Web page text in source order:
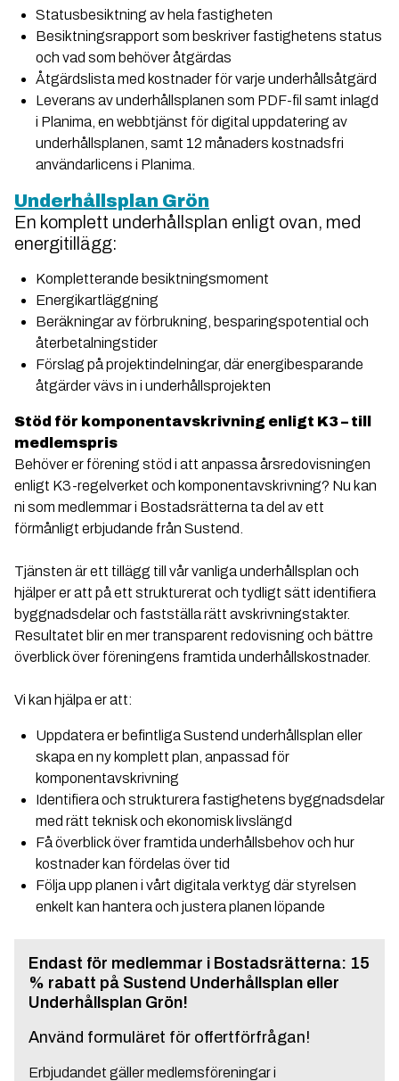
Statusbesiktning av hela fastigheten
Besiktningsrapport som beskriver fastighetens status
och vad som behöver åtgärdas
Åtgärdslista med kostnader för varje underhållsåtgärd
Leverans av underhållsplanen som PDF-fil samt inlagd
i Planima , en webbtjänst för digital uppdatering av
underhållsplanen, samt 12 månaders kostnadsfri
användarlicens i Planima.
Underhållsplan Grön
En komplett underhållsplan enligt ovan, med
energitillägg:
Kompletterande besiktningsmoment
Energikartläggning
Beräkningar av förbrukning, besparingspotential och
återbetalningstider
Förslag på projektindelningar, där energibesparande
åtgärder vävs in i underhållsprojekten
Stöd för komponentavskrivning enligt K3 – till
medlemspris
Behöver er förening stöd i att anpassa årsredovisningen
enligt K3-regelverket och komponentavskrivning? Nu kan
ni som medlemmar i Bostadsrätterna ta del av ett
förmånligt erbjudande från Sustend.
Tjänsten är ett tillägg till vår vanliga underhållsplan och
hjälper er att på ett strukturerat och tydligt sätt identifiera
byggnadsdelar och fastställa rätt avskrivningstakter.
Resultatet blir en mer transparent redovisning och bättre
överblick över föreningens framtida underhållskostnader.
Vi kan hjälpa er att:
Uppdatera er befintliga Sustend underhållsplan eller
skapa en ny komplett plan, anpassad för
komponentavskrivning
Identifiera och strukturera fastighetens byggnadsdelar
med rätt teknisk och ekonomisk livslängd
Få överblick över framtida underhållsbehov och hur
kostnader kan fördelas över tid
Följa upp planen i vårt digitala verktyg där styrelsen
enkelt kan hantera och justera planen löpande
Endast för medlemmar i Bostadsrätterna: 15
% rabatt på Sustend Underhållsplan eller
Underhållsplan Grön!
Använd formuläret för offertförfrågan!
Erbjudandet gäller medlemsföreningar i